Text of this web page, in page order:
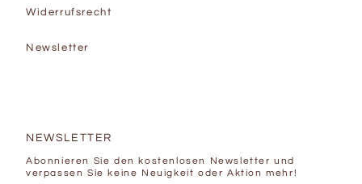
Widerrufsrecht
Newsletter
NEWSLETTER
Abonnieren Sie den kostenlosen Newsletter und
verpassen Sie keine Neuigkeit oder Aktion mehr!